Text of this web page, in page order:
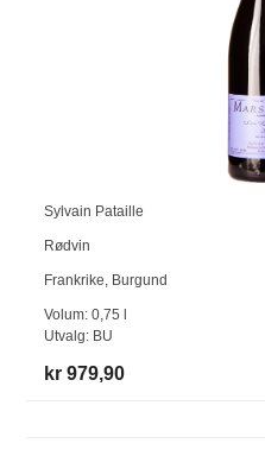
Sylvain Pataille
Rødvin
Frankrike, Burgund
Volum:0,75
Utvalg: BU
kr 979,90